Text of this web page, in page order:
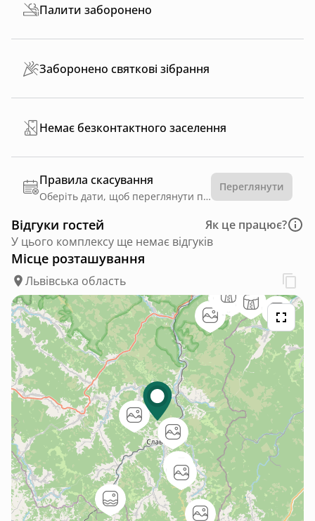
Палити заборонено
Заборонено святкові зібрання
Немає безконтактного заселення
Правила скасування
Оберіть дати, щоб переглянути правила
Переглянути
Відгуки гостей
Як це працює?
У цього комплексу ще немає відгуків
Місце розташування
Львівська область